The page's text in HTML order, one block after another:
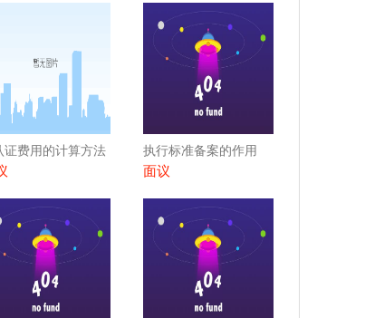
证费用的计算方法 执行标准备案的作用
面议